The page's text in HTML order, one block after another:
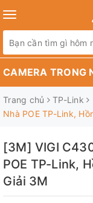
Toggle
navigation
CAMERA TRONG
Trang chủ TP-Link
Nhà POE TP-Link,
[3M] VIGI
POE TP-Link,
Giải 3M